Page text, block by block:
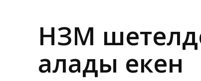
НЗМ
алады екен